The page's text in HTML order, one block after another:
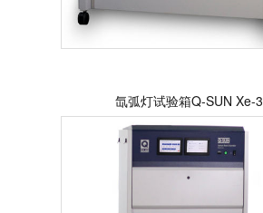
氙弧灯试验箱Q-SUN Xe-3